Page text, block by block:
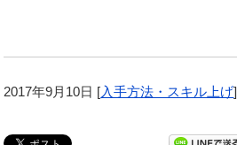
2017年9月10日 [入手方法・スキル上げ]